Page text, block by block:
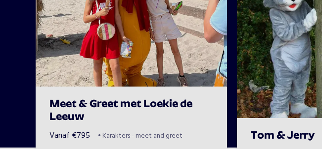
Meet & Greet met Loekie de
Leeuw
Vanaf €795 • Karakters - meet and greet Tom & Jerry